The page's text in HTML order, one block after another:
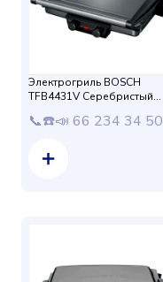
Электрогриль BOSCH
TFB4431V Серебристый
📞☎️📣 66 234 34 50